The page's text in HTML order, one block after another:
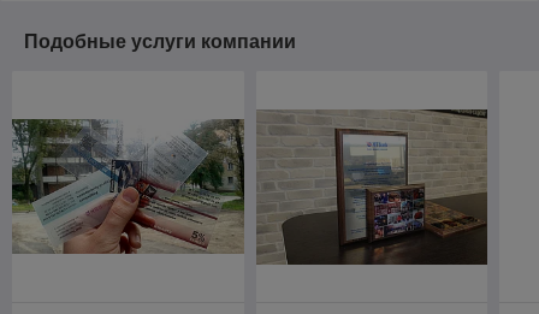
Подобные услуги компании